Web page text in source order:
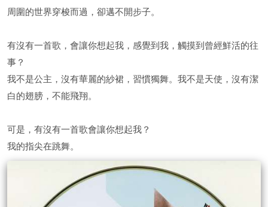
周圍的世界穿梭而過，卻邁不開步子。
有沒有一首歌，會讓你想起我，感覺到我，觸摸到曾經鮮活的往
事？
我不是公主，沒有華麗的紗裙，習慣獨舞。我不是天使，沒有潔
白的翅膀，不能飛翔。
可是，有沒有一首歌會讓你想起我？
我的指尖在跳舞。